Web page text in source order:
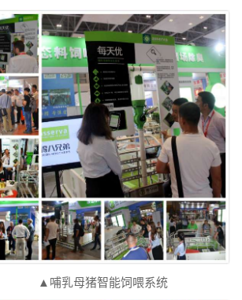
▲哺乳母猪智能饲喂系统